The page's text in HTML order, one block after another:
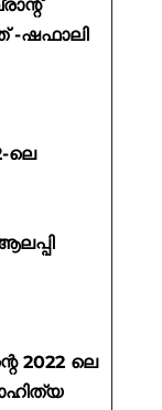
-ഷഫാലി
ലെ
2022 ലെ